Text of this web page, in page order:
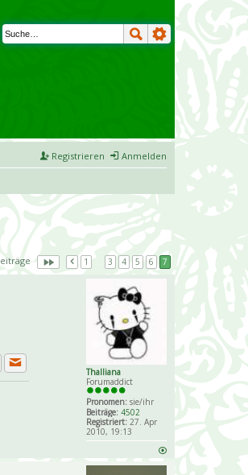
Anmelden
Registrieren
1 3 4 5 6 7
Thalliana
Forumaddict
Pronomen: sie/ihr
Beiträge: 4502
Registriert: 27. Apr
2010, 19:13
Private Nachricht senden